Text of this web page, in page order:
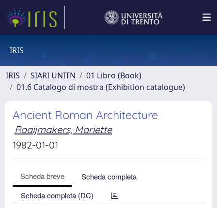
IRIS
IRIS SIARI UNITN
01 Libro (Book)
01.6 Catalogo di mostra (Exhibition catalogue)
Ancient Roman Architecture
Raaijmakers, Mariette
1982-01-01
Scheda breve
Scheda completa
Scheda completa (DC)